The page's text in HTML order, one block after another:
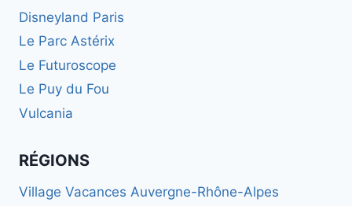
Disneyland Paris
Le Parc Astérix
Le Futuroscope
Le Puy du Fou
Vulcania
RÉGIONS
Village Vacances Auvergne-Rhône-Alpes